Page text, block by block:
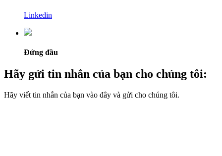
Linkedin
Đứng đầu
Hãy gửi tin nhắn của bạn cho chúng tôi:
Hãy viết tin nhắn của bạn vào đây và gửi cho chúng tôi.